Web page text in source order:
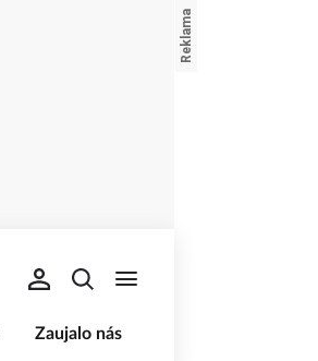
Zaujalo nás